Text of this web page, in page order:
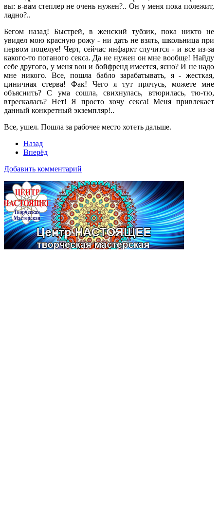
вы: в-вам степлер не очень нужен?.. Он у меня пока полежит,
ладно?..
Бегом назад! Быстрей, в женский тубзик, пока никто не
увидел мою красную рожу - ни дать не взять, школьница при
первом поцелуе! Черт, сейчас инфаркт случится - и все из-за
какого-то поганого секса. Да не нужен он мне вообще! Найду
себе другого, у меня вон и бойфренд имеется, ясно? И не надо
мне никого. Все, пошла бабло зарабатывать, я - жесткая,
циничная стерва! Фак! Чего я тут прячусь, можете мне
объяснить? С ума сошла, свихнулась, втюрилась, тю-тю,
втрескалась? Нет! Я просто хочу секса! Меня привлекает
данный конкретный экземпляр!..
Все, ушел. Пошла за рабочее место хотеть дальше.
Назад
Вперёд
Добавить комментарий